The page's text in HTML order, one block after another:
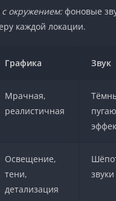
с окружением:фоновые
каждой локации.
Графика Звук
Мрачная,
реалистичная
Освещение,
тени,
детализация